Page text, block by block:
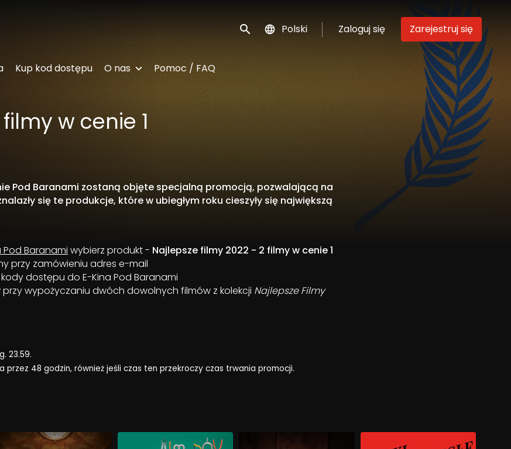
Wyszukaj Polski Zaloguj się Zarejestruj się
Kup kod dostępu O nas Pomoc / FAQ
w cenie 1
Pod Baranami zostaną objęte specjalną promocją, pozwalającą na
się te produkcje, które w ubiegłym roku cieszyły się największą
Pod Baranami wybierz produkt - Najlepsze filmy 2022 - 2 filmy w cenie 1
przy zamówieniu adres e-mail
dostępu do E-Kina Pod Baranami
przy wypożyczaniu dwóch dowolnych filmów z kolekcji Najlepsze Filmy
23.59.
48 godzin, również jeśli czas ten przekroczy czas trwania promocji.